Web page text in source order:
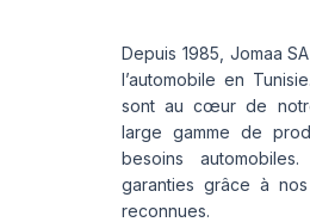
Depuis 1985, Jomaa
l’automobile en
sont au cœur de
large gamme de
besoins
garanties grâce à
reconnues.